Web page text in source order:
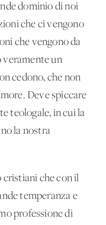
dominio di noi
che ci vengono
che vengono da
veramente un
cedono, che non
Deve spiccare
teologale, in cui la
la nostra
cristiani che con il
temperanza e
professione di